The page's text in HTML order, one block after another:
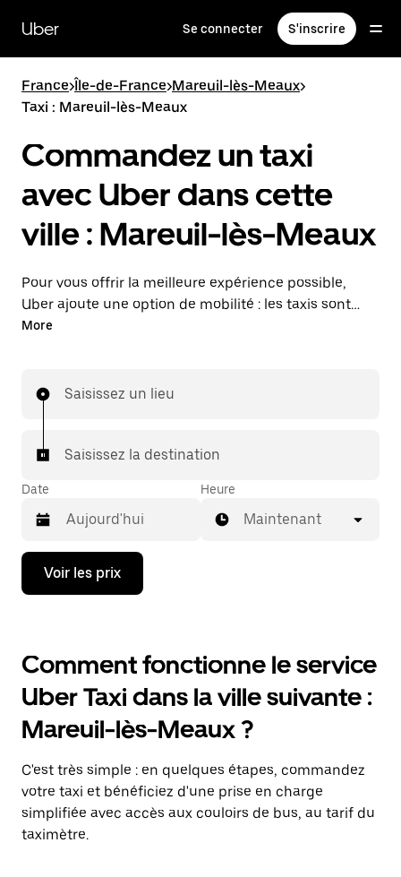
contenu
principal
Uber Se connecter S'inscrire
France>Île-de-France>Mareuil-lès-Meaux>
Taxi : Mareuil-lès-Meaux
Commandez un taxi
avec Uber dans cette
ville : Mareuil-lès-Meaux
Pour vous offrir la meilleure expérience possible,
Uber ajoute une option de mobilité : les taxis sont
maintenant disponibles dans l'application. Uber Taxi :
More
Saisissez un lieu
Saisissez la destination
Date
Appuyez
la
bas
pour
ouvrir
le
calendrier
et
une
date.
Appuyez
sur
la
Heure
Maintenant
Voir les prix
Comment fonctionne le service
Uber Taxi dans la ville suivante :
Mareuil-lès-Meaux ?
C'est très simple : en quelques étapes, commandez
votre taxi et bénéficiez d'une prise en charge
simplifiée avec accès aux couloirs de bus, au tarif du
taximètre.